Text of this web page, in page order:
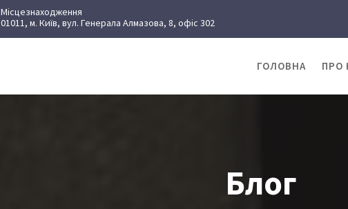
Місцезнаходження
01011, м. Київ, вул. Генерала Алмазова, 8, офіс 302
ГОЛОВНА ПРО
Блог